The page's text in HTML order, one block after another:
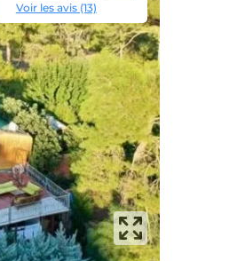
Voir les avis (13)